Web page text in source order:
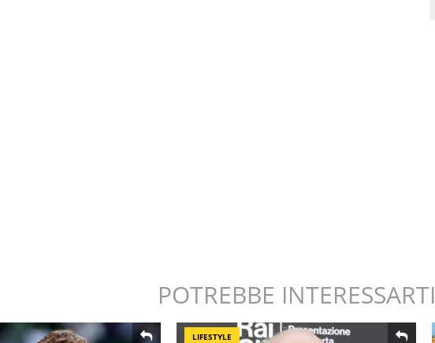
POTREBBE INTERESSARTI
LIFESTYLE